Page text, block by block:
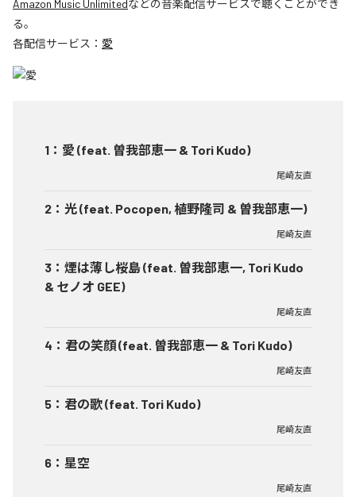
Amazon Music Unlimitedなどの音楽配信サービスで聴くことができ
る。
各配信サービス： 愛
1 ： 愛 (feat. 曽我部恵一 & Tori Kudo)
尾崎友直
2 ： 光 (feat. Pocopen, 植野隆司 & 曽我部恵一)
尾崎友直
3 ： 煙は薄し桜島 (feat. 曽我部恵一, Tori Kudo
& セノオ GEE)
尾崎友直
4 ： 君の笑顔 (feat. 曽我部恵一 & Tori Kudo)
尾崎友直
5 ： 君の歌 (feat. Tori Kudo)
尾崎友直
6 ： 星空
尾崎友直